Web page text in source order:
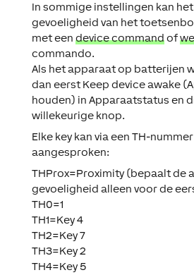
In sommige instellingen kan
gevoeligheid van het
met een device commandof
commando.
Als het apparaat op batterijen
dan eerst Keep device awake
houden) in Apparaatstatus en
willekeurige knop.
Elke key kan via een TH-
aangesproken:
THProx=Proximity (bepaalt de
gevoeligheid alleen voor de
TH0=1
TH1=Key 4
TH2=Key 7
TH3=Key 2
TH4=Key 5